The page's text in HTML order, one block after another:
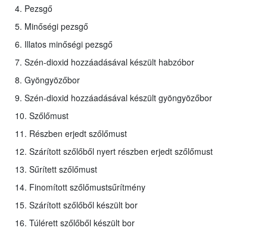
4. Pezsgő
5. Minőségi pezsgő
6. Illatos minőségi pezsgő
7. Szén-dioxid hozzáadásával készült habzóbor
8. Gyöngyözőbor
9. Szén-dioxid hozzáadásával készült gyöngyözőbor
10. Szőlőmust
11. Részben erjedt szőlőmust
12. Szárított szőlőből nyert részben erjedt szőlőmust
13. Sűrített szőlőmust
14. Finomított szőlőmustsűrítmény
15. Szárított szőlőből készült bor
16. Túlérett szőlőből készült bor